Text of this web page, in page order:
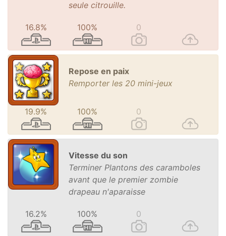
seule citrouille.
16.8% 100% 0
Repose en paix
Remporter les 20 mini-jeux
19.9% 100% 0
Vitesse du son
Terminer Plantons des caramboles
avant que le premier zombie
drapeau n'aparaisse
16.2% 100% 0